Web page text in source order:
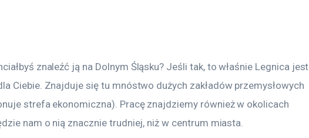
znaleźć ją na Dolnym Śląsku? Jeśli tak, to właśnie Legnica jest
Ciebie. Znajduje się tu mnóstwo dużych zakładów przemysłowych
strefa ekonomiczna). Pracę znajdziemy również w okolicach
nam o nią znacznie trudniej, niż w centrum miasta.